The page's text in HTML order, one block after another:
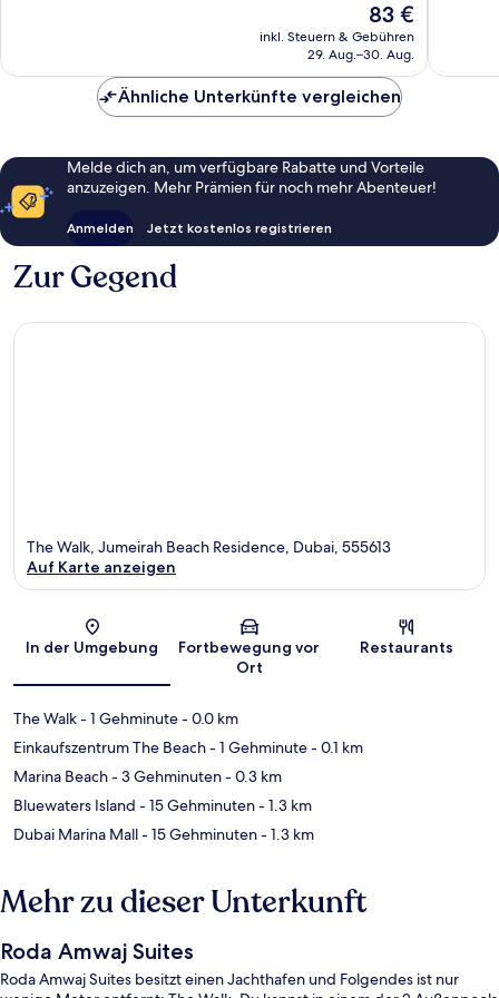
Der
Preis
beträgt
83 €
inkl. Steuern & Gebühren
29. Aug.–30. Aug.
Ähnliche Unterkünfte vergleichen
Melde dich an, um verfügbare Rabatte und Vorteile
anzuzeigen. Mehr Prämien für noch mehr Abenteuer!
Anmelden Jetzt kostenlos registrieren
Zur Gegend
Karte
The Walk, Jumeirah Beach Residence, Dubai, 555613
Auf Karte anzeigen
In der Umgebung
Fortbewegung vor
Ort
Restaurants
The Walk- 1 Gehminute- 0.0 km
Einkaufszentrum The Beach- 1 Gehminute- 0.1 km
Marina Beach- 3 Gehminuten- 0.3 km
Bluewaters Island - 15 Gehminuten- 1.3 km
Dubai Marina Mall- 15 Gehminuten- 1.3 km
Mehr zu dieser Unterkunft
Roda Amwaj Suites
Roda Amwaj Suites besitzt einen Jachthafen und Folgendes ist nur